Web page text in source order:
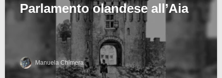
Parlamento olandese all’Aia
Manuela Chimera